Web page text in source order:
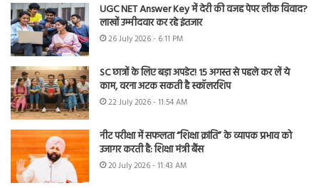
UGC NET Answer Key में देरी की वजह पेपर लीक विवाद?
लाखों उम्मीदवार कर रहे इंतजार
26 July 2026 - 6:11 PM
SC छात्रों के लिए बड़ा अपडेट! 15 अगस्त से पहले कर लें ये
काम, वरना अटक सकती है स्कॉलरशिप
22 July 2026 - 11:54 AM
नीट परीक्षा में सफलता “शिक्षा क्रांति” के व्यापक प्रभाव को
उजागर करती है: शिक्षा मंत्री बैंस
20 July 2026 - 11:43 AM